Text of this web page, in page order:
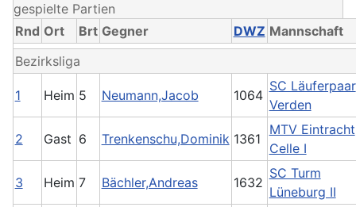
gespielte Partien
Rnd Ort Brt Gegner DWZ Mannschaft
Bezirksliga
1 Heim 5 Neumann,Jacob 1064
SC Läuferpaar
Verden
2 Gast 6 Trenkenschu,Dominik 1361
MTV Eintracht
Celle I
3 Heim 7 Bächler,Andreas 1632
SC Turm
Lüneburg II